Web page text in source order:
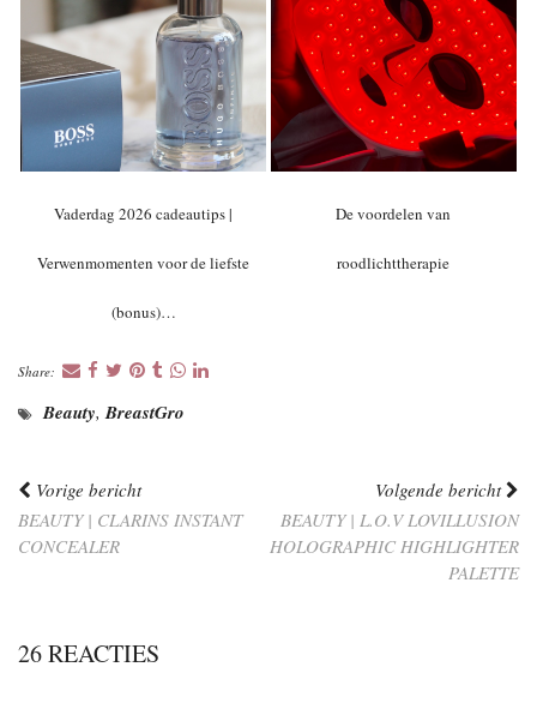
Vaderdag 2026 cadeautips |
Verwenmomenten voor de liefste
(bonus)…
De voordelen van
roodlichttherapie
Share:
Beauty, BreastGro
Vorige bericht
BEAUTY | CLARINS INSTANT
CONCEALER
Volgende bericht
BEAUTY | L.O.V LOVILLUSION
HOLOGRAPHIC HIGHLIGHTER
PALETTE
26 REACTIES